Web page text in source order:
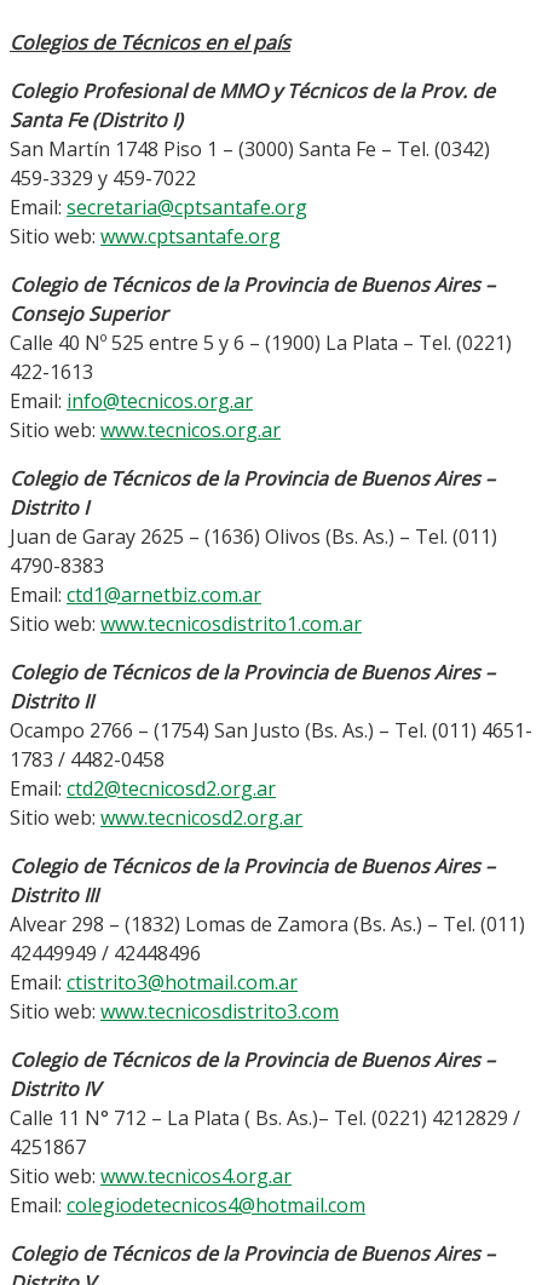
Colegios de Técnicos en el país
Colegio Profesional de MMO y Técnicos de la Prov. de
Santa Fe (Distrito I)
San Martín 1748 Piso 1 – (3000) Santa Fe – Tel. (0342)
459-3329 y 459-7022
Email: secretaria@cptsantafe.org
Sitio web: www.cptsantafe.org
Colegio de Técnicos de la Provincia de Buenos Aires –
Consejo Superior
Calle 40 Nº 525 entre 5 y 6 – (1900) La Plata – Tel. (0221)
422-1613
Email: info@tecnicos.org.ar
Sitio web: www.tecnicos.org.ar
Colegio de Técnicos de la Provincia de Buenos Aires –
Distrito I
Juan de Garay 2625 – (1636) Olivos (Bs. As.) – Tel. (011)
4790-8383
Email: ctd1@arnetbiz.com.ar
Sitio web: www.tecnicosdistrito1.com.ar
Colegio de Técnicos de la Provincia de Buenos Aires –
Distrito II
Ocampo 2766 – (1754) San Justo (Bs. As.) – Tel. (011) 4651-
1783 / 4482-0458
Email: ctd2@tecnicosd2.org.ar
Sitio web: www.tecnicosd2.org.ar
Colegio de Técnicos de la Provincia de Buenos Aires –
Distrito III
Alvear 298 – (1832) Lomas de Zamora (Bs. As.) – Tel. (011)
42449949 / 42448496
Email: ctistrito3@hotmail.com.ar
Sitio web: www.tecnicosdistrito3.com
Colegio de Técnicos de la Provincia de Buenos Aires –
Distrito IV
Calle 11 N° 712 – La Plata ( Bs. As.)– Tel. (0221) 4212829 /
4251867
Sitio web: www.tecnicos4.org.ar
Email: colegiodetecnicos4@hotmail.com
Colegio de Técnicos de la Provincia de Buenos Aires –